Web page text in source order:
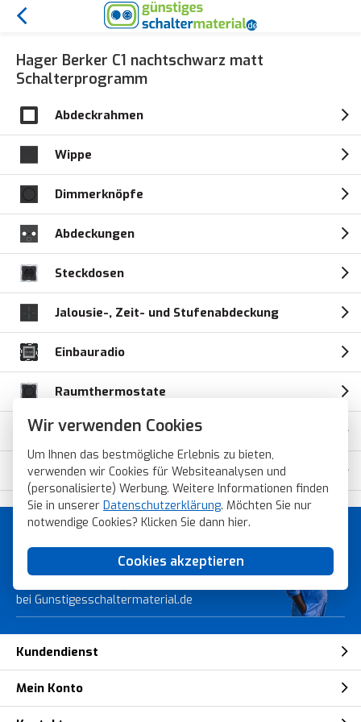
Wir verwenden Cookies
Um Ihnen das bestmögliche Erlebnis zu bieten,
verwenden wir Cookies für Websiteanalysen und
(personalisierte) Werbung. Weitere Informationen finden
Sie in unserer Datenschutzerklärung. Möchten Sie nur
notwendige Cookies? Klicken Sie dann hier.
Cookies akzeptieren
Hager Berker C1 nachtschwarz matt
Schalterprogramm
Abdeckrahmen
Wippe
Dimmerknöpfe
Abdeckungen
Steckdosen
Jalousie-, Zeit- und Stufenabdeckung
Einbauradio
Raumthermostate
Bewegungsmelder
IP44-Dichtungsset
Bestellen Sie schnell, sicher und einfach
bei Gunstigesschaltermaterial.de
Kundendienst
Mein Konto